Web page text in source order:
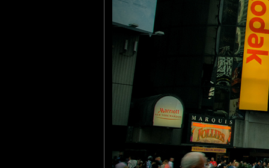
A main levée ... Un pied dans ce bazar c'est pas envisageable
Francesc B. : 12/10/2011
Un côté "Mad Max"... un peu angoissant... très s bon
Je ne suis pas à la campagne, comme Véronique, mais bien
: 21/10/2011
Time square, quel souvenir!